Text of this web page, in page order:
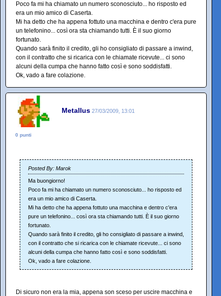
Poco fa mi ha chiamato un numero sconosciuto... ho risposto ed
era un mio amico di Caserta.
Mi ha detto che ha appena fottuto una macchina e dentro c'era pure
un telefonino... così ora sta chiamando tutti. È il suo giorno
fortunato.
Quando sarà finito il credito, gli ho consigliato di passare a inwind,
con il contratto che si ricarica con le chiamate ricevute... ci sono
alcuni della cumpa che hanno fatto così e sono soddisfatti.
Ok, vado a fare colazione.
Metallus 27/03/2009, 13:01
0 punti
Posted By: Marok
Ma buongiorno!
Poco fa mi ha chiamato un numero sconosciuto... ho risposto ed
era un mio amico di Caserta.
Mi ha detto che ha appena fottuto una macchina e dentro c'era
pure un telefonino... così ora sta chiamando tutti. È il suo giorno
fortunato.
Quando sarà finito il credito, gli ho consigliato di passare a inwind,
con il contratto che si ricarica con le chiamate ricevute... ci sono
alcuni della cumpa che hanno fatto così e sono soddisfatti.
Ok, vado a fare colazione.
Di sicuro non era la mia, appena son sceso per uscire macchina e